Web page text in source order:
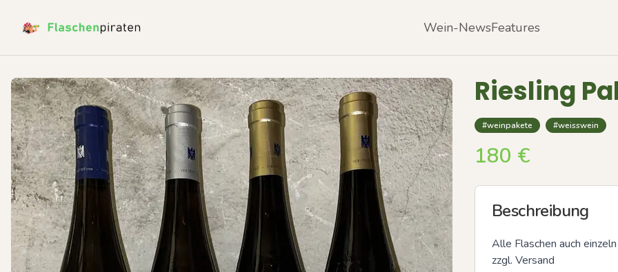
Wein-NewsFeatures
Riesling
#weinpakete #weisswein
180 €
Beschreibung
Alle Flaschen auch
zzgl. Versand